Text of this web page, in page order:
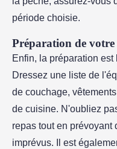
période choisie.
Préparation de votre
Enfin, la préparation
Dressez une liste de
de couchage,
de cuisine. N'oubliez
repas tout en prévoyant
imprévus. Il est